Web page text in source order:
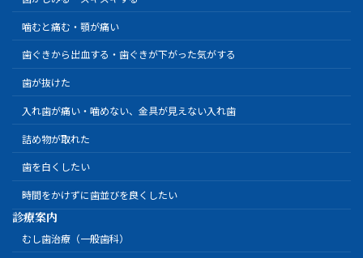
噛むと痛む・顎が痛い
歯ぐきから出血する・歯ぐきが下がった気がする
歯が抜けた
入れ歯が痛い・噛めない、金具が見えない入れ歯
詰め物が取れた
歯を白くしたい
時間をかけずに歯並びを良くしたい
診療案内
むし歯治療（一般歯科）